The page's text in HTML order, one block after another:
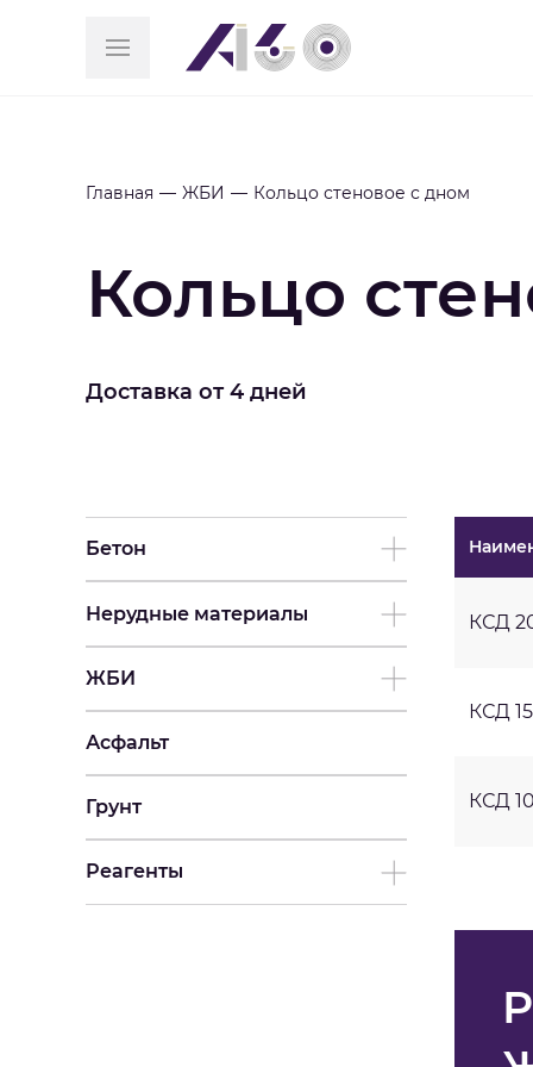
Главная ЖБИ Кольцо стеновое с дном
Кольцо
Доставка от 4 дней
Бетон
Нерудные материалы
ЖБИ
Асфальт
Грунт
Реагенты
КСД
КСД
КСД